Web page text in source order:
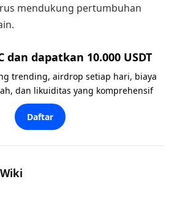
mendukung pertumbuhan
dan dapatkan 10.000 USDT
trending, airdrop setiap hari, biaya
dan likuiditas yang komprehensif
Daftar